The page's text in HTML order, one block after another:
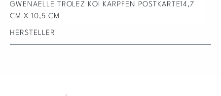
GWENAELLE TROLEZ KOI KARPFEN POSTKARTE14,7
CM X 10,5 CM
HERSTELLER